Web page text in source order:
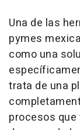
Una de las
pymes
como una
trata de una
procesos